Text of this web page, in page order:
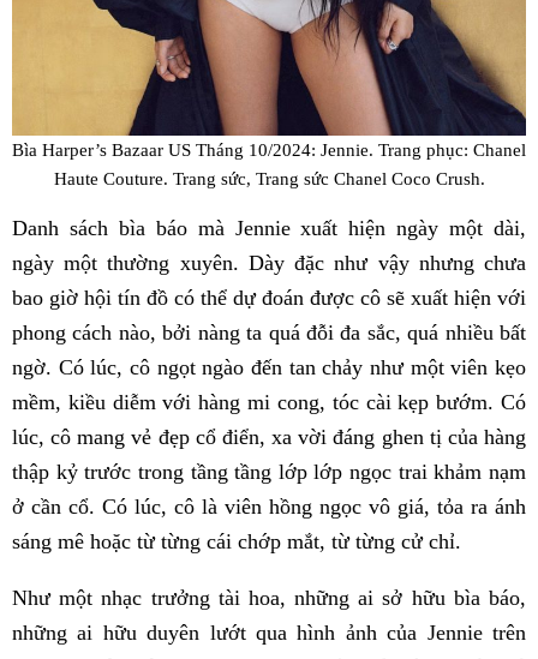
Bìa Harper’s Bazaar US Tháng 10/2024: Jennie. Trang phục: Chanel
Haute Couture. Trang sức, Trang sức Chanel Coco Crush.
Danh sách bìa báo mà Jennie xuất hiện ngày một dài,
ngày một thường xuyên. Dày đặc như vậy nhưng chưa
bao giờ hội tín đồ có thể dự đoán được cô sẽ xuất hiện với
phong cách nào, bởi nàng ta quá đỗi đa sắc, quá nhiều bất
ngờ. Có lúc, cô ngọt ngào đến tan chảy như một viên kẹo
mềm, kiều diễm với hàng mi cong, tóc cài kẹp bướm. Có
lúc, cô mang vẻ đẹp cổ điển, xa vời đáng ghen tị của hàng
thập kỷ trước trong tầng tầng lớp lớp ngọc trai khảm nạm
ở cần cổ. Có lúc, cô là viên hồng ngọc vô giá, tỏa ra ánh
sáng mê hoặc từ từng cái chớp mắt, từ từng cử chỉ.
Như một nhạc trưởng tài hoa, những ai sở hữu bìa báo,
những ai hữu duyên lướt qua hình ảnh của Jennie trên